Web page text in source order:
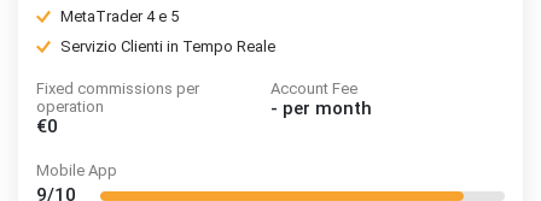
MetaTrader 4 e 5
Servizio Clienti in Tempo Reale
Fixed commissions per
operation
€0
Account Fee
- per month
Mobile App
9/10